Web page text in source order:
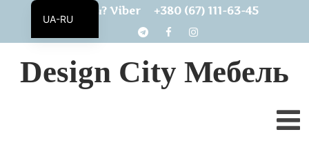
Есть вопросы? Viber +380 (67) 111-63-45
Design City Мебель
UA-RU
UA